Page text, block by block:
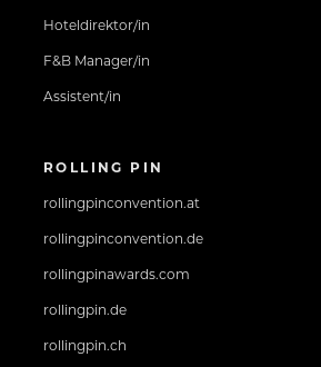
Hoteldirektor/in
F&B Manager/in
Assistent/in
ROLLING PIN
rollingpinconvention.at
rollingpinconvention.de
rollingpinawards.com
rollingpin.de
rollingpin.ch